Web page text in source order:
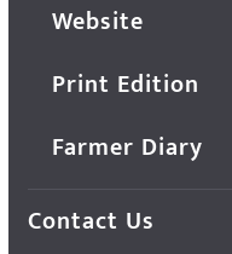
Website
Print Edition
Farmer Diary
Contact Us